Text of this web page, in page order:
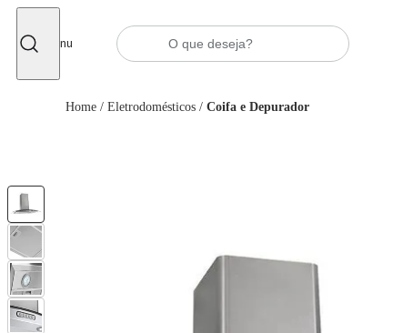
Menu
Home / Eletrodomésticos / Coifa e Depurador